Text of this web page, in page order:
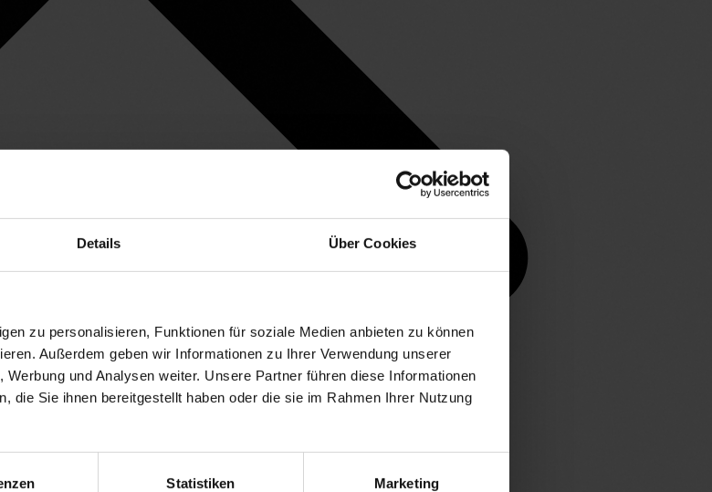
Details Über Cookies
zu personalisieren, Funktionen für soziale Medien anbieten zu können
Außerdem geben wir Informationen zu Ihrer Verwendung unserer
und Analysen weiter. Unsere Partner führen diese Informationen
die Sie ihnen bereitgestellt haben oder die sie im Rahmen Ihrer Nutzung
Statistiken Marketing